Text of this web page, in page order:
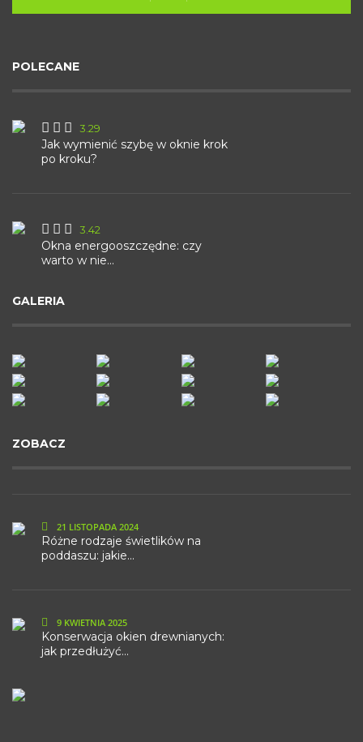
POLECANE
Jak wymienić szybę w oknie krok
po kroku?
3.29
Okna energooszczędne: czy
warto w nie...
3.42
GALERIA
ZOBACZ
Różne rodzaje świetlików na
poddaszu: jakie...
21 LISTOPADA 2024
Konserwacja okien drewnianych:
jak przedłużyć...
9 KWIETNIA 2025